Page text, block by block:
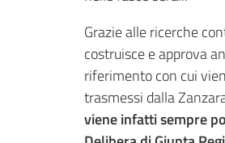
Grazie alle ricerche
costruisce e approva
riferimento con cui
trasmessi dalla
viene infatti sempre